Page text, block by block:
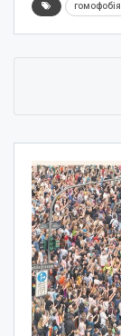
гомофобія